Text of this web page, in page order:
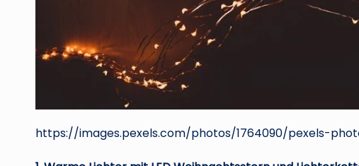
https://images.pexels.com/photos/1764090/pexels-